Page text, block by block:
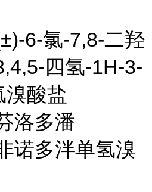
6-氯-7,8-二羟
四氢-1H-3-
酸盐
洛多潘
诺多泮单氢溴